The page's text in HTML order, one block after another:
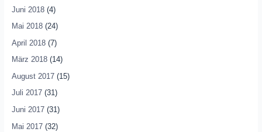
Juni 2018(4)
Mai 2018(24)
April 2018(7)
März 2018(14)
August 2017(15)
Juli 2017(31)
Juni 2017(31)
Mai 2017(32)